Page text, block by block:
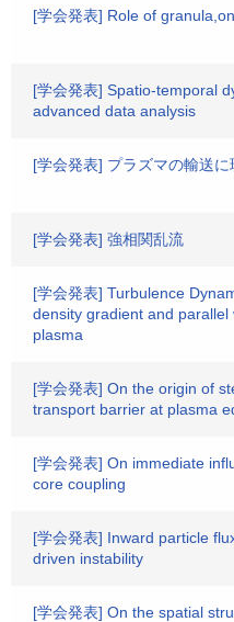
[学会発表] Role of
[学会発表] Spatio-temporal
advanced data analysis
[学会発表] プラズマの輸送
[学会発表] 強相関乱流
[学会発表] Turbulence
density gradient and
plasma
[学会発表] On the origin of
transport barrier at plasma
[学会発表] On immediate
core coupling
[学会発表] Inward particle
driven instability
[学会発表] On the spatial